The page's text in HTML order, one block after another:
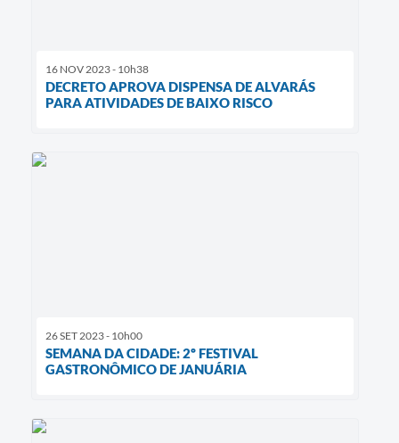
16 NOV 2023 - 10h38
DECRETO APROVA DISPENSA DE ALVARÁS
PARA ATIVIDADES DE BAIXO RISCO
26 SET 2023 - 10h00
SEMANA DA CIDADE: 2º FESTIVAL
GASTRONÔMICO DE JANUÁRIA